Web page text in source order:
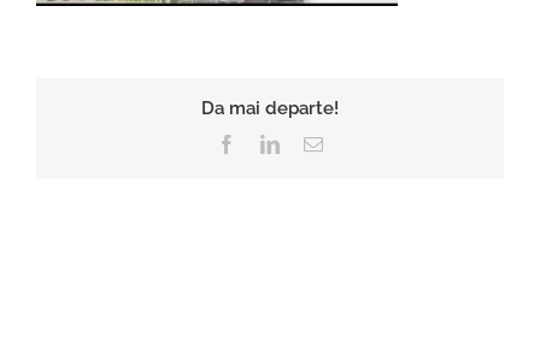
Da mai departe!
FacebookLinkedIn
E-